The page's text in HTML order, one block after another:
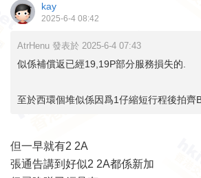
kay
2025-6-4 08:42
AtrHenu 發表於 2025-6-4 07:43
似係補償返已經19,19P部分服務損失的.
至於西環個堆似係因爲1仔縮短行程後拍齊
但一早就有2 2A
張通告講到好似2 2A都係新加